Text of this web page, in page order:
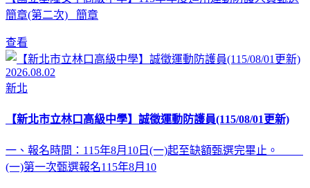
簡章(第二次) 簡章
查看
2026.08.02
新北
【新北市立林口高級中學】誠徵運動防護員(115/08/01更新)
一、報名時間：115年8月10日(一)起至缺額甄選完畢止。
(一)第一次甄選報名115年8月10